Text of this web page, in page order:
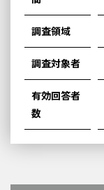
調査領域
調査対象者
有効回答者
数